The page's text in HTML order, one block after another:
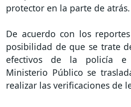
protector en la parte de atrás.
De acuerdo con los
posibilidad de que se trate
efectivos de la policía e
Ministerio Público se
realizar las verificaciones de